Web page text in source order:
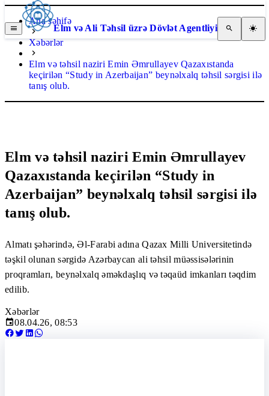
Elm və Ali Təhsil üzrə Dövlət Agentliyi
Ana səhifə
Xəbərlər
Elm və təhsil naziri Emin Əmrullayev Qazaxıstanda
keçirilən “Study in Azerbaijan” beynəlxalq təhsil sərgisi ilə
tanış olub.
Elm və təhsil naziri Emin Əmrullayev
Qazaxıstanda keçirilən “Study in
Azerbaijan” beynəlxalq təhsil sərgisi ilə
tanış olub.
Almatı şəhərində, Əl-Farabi adına Qazax Milli Universitetində
təşkil olunan sərgidə Azərbaycan ali təhsil müəssisələrinin
proqramları, beynəlxalq əməkdaşlıq və təqaüd imkanları təqdim
edilib.
Xəbərlər
08.04.26, 08:53